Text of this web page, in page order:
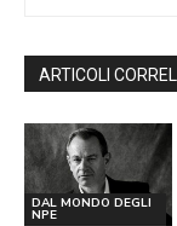
ARTICOLI
DAL MONDO DEGLI
NPE